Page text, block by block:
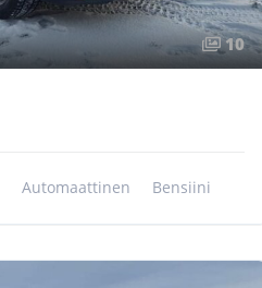
10
Automaattinen Bensiini